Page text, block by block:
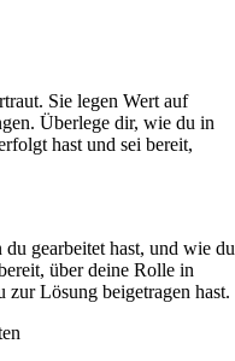
Sie legen Wert auf
Überlege dir, wie du in
hast und sei bereit,
gearbeitet hast, und wie du
über deine Rolle in
zur Lösung beigetragen hast.